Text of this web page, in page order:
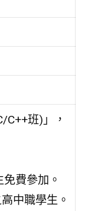
班)」，
費參加。
中職學生。